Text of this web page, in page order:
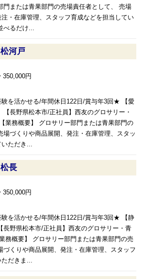
門または青果部門の売場責任者として、 売場
・在庫管理、スタッフ育成などを担当してい
べるだけ...
河戸
350,000円
を活かせる/年間休日122日/賞与年3回★ 【愛
【長野県松本市/正社員】西友のグロサリー・
業務概要】 グロサリー部門または青果部門の
場づくりや商品展開、発注・在庫管理、スタッ
いただき...
長
350,000円
を活かせる/年間休日122日/賞与年3回★ 【静
長野県松本市/正社員】西友のグロサリー・青
務概要】 グロサリー部門または青果部門の売
づくりや商品展開、発注・在庫管理、スタッフ
ただきま...